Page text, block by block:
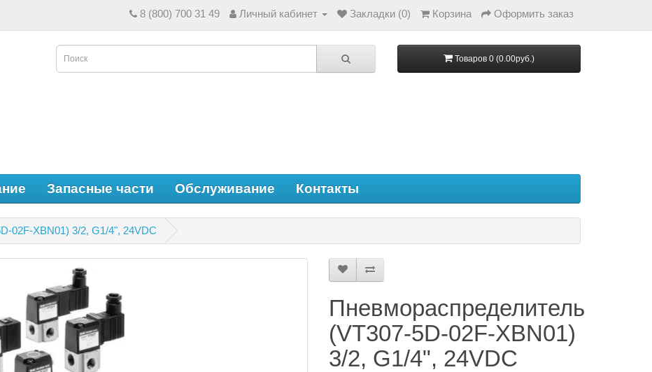
8 (800) 700 31 49 Личный кабинет Закладки (0) Корзина Оформить заказ
Товаров 0 (0.00руб.)
Запасные части Обслуживание Контакты
02F-XBN01) 3/2, G1/4", 24VDC
Пневмораспределитель
(VT307-5D-02F-XBN01)
3/2, G1/4", 24VDC